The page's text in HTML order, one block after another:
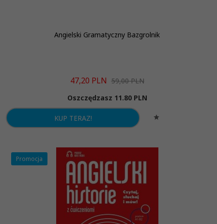
Angielski Gramatyczny Bazgrolnik
47,20 PLN 59,00 PLN
Oszczędzasz 11.80 PLN
KUP TERAZ!
Promocja